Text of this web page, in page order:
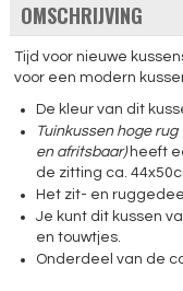
OMSCHRIJVING
Tijd voor nieuwe
voor een modern
De kleur van dit
Tuinkussen hoge
en afritsbaar)heeft
de zitting ca.
Het zit- en
Je kunt dit kussen
en touwtjes.
Onderdeel van de